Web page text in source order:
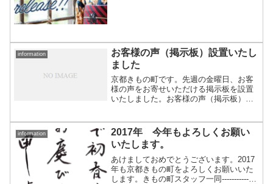
information
お客様の声（掲示板）設置いたし
ました
京都きもの町です。先週の金曜日、お客
様の声をお寄せいただける掲示板を設置
いたしました。お客様の声（掲示板）お
名様に京都きもの町でお使いいただける
20％OFFクーポンを...
information
2017年 今年もよろしくお願い
いたします。
あけましておめでとうございます。2017
年も京都きもの町をよろしくお願いいた
します。きもの町スタッフ一同---------------